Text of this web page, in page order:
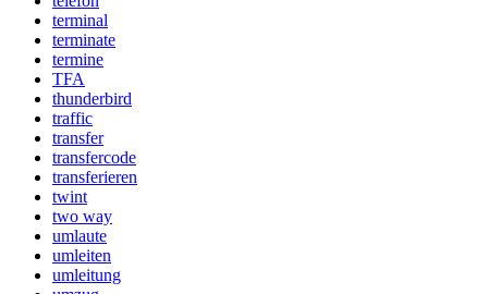
terminal
terminate
termine
TFA
thunderbird
traffic
transfer
transfercode
transferieren
twint
two way
umlaute
umleiten
umleitung